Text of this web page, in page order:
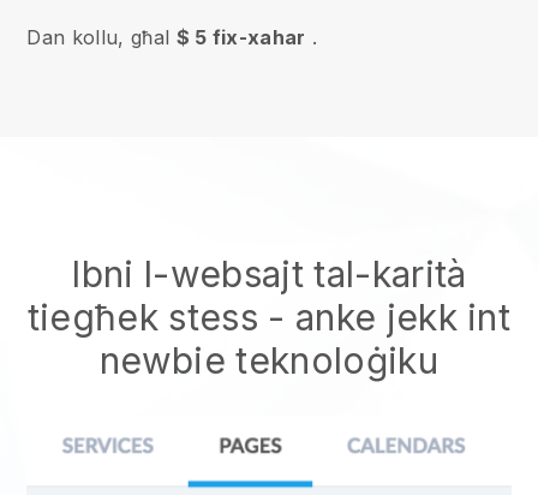
Dan kollu, għal $ 5 fix-xahar .
Ibni l-websajt tal-karità
tiegħek stess - anke jekk int
newbie teknoloġiku